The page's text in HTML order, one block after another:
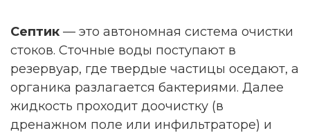
Септик — это автономная система очистки
стоков. Сточные воды поступают в
резервуар, где твердые частицы оседают, а
органика разлагается бактериями. Далее
жидкость проходит доочистку (в
дренажном поле или инфильтраторе) и